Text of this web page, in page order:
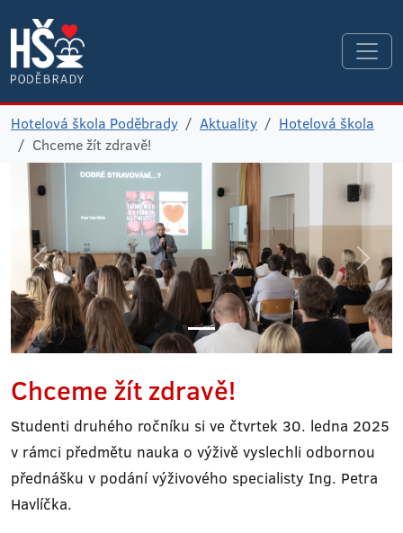
Hotelová škola Poděbrady Aktuality
Hotelová škola
Chceme žít zdravě!
Chceme žít zdravě!
Studenti druhého ročníku si ve čtvrtek 30. ledna 2025
v rámci předmětu nauka o výživě vyslechli odbornou
přednášku v podání výživového specialisty Ing. Petra
Havlíčka.